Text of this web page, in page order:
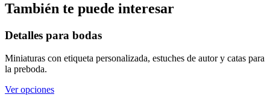
También te puede interesar
Detalles para bodas
Miniaturas con etiqueta personalizada, estuches de autor y catas para
la preboda.
Ver opciones